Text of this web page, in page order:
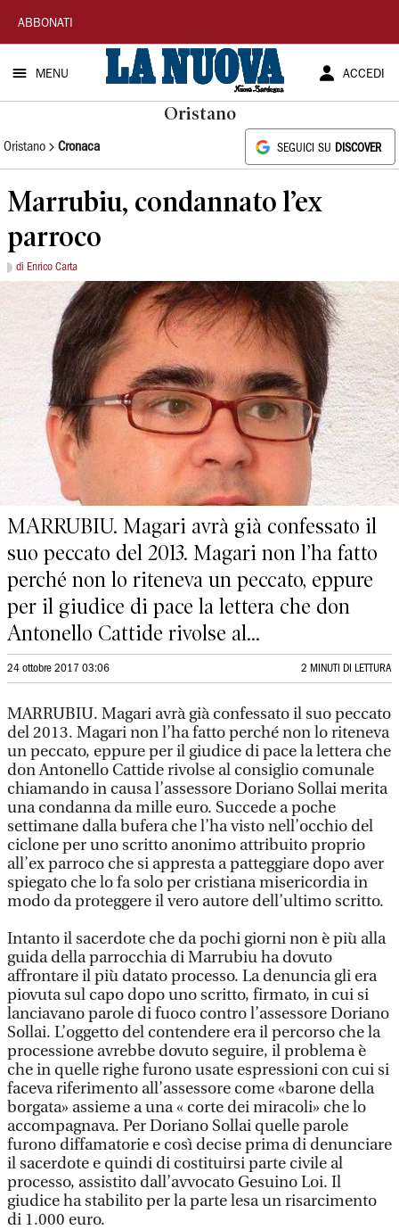
La
Nuova
Sardegna
ABBONATI
MENU ACCEDI
Oristano
Oristano Cronaca SEGUICI SU DISCOVER
Marrubiu, condannato l’ex
parroco
di Enrico Carta
MARRUBIU. Magari avrà già confessato il
suo peccato del 2013. Magari non l’ha fatto
perché non lo riteneva un peccato, eppure
per il giudice di pace la lettera che don
Antonello Cattide rivolse al...
24 ottobre 2017 03:06 2 MINUTI DI LETTURA
MARRUBIU. Magari avrà già confessato il suo peccato
del 2013. Magari non l’ha fatto perché non lo riteneva
un peccato, eppure per il giudice di pace la lettera che
don Antonello Cattide rivolse al consiglio comunale
chiamando in causa l’assessore Doriano Sollai merita
una condanna da mille euro. Succede a poche
settimane dalla bufera che l’ha visto nell’occhio del
ciclone per uno scritto anonimo attribuito proprio
all’ex parroco che si appresta a patteggiare dopo aver
spiegato che lo fa solo per cristiana misericordia in
modo da proteggere il vero autore dell’ultimo scritto.
Intanto il sacerdote che da pochi giorni non è più alla
guida della parrocchia di Marrubiu ha dovuto
affrontare il più datato processo. La denuncia gli era
piovuta sul capo dopo uno scritto, firmato, in cui si
lanciavano parole di fuoco contro l’assessore Doriano
Sollai. L’oggetto del contendere era il percorso che la
processione avrebbe dovuto seguire, il problema è
che in quelle righe furono usate espressioni con cui si
faceva riferimento all’assessore come «barone della
borgata» assieme a una « corte dei miracoli» che lo
accompagnava. Per Doriano Sollai quelle parole
furono diffamatorie e così decise prima di denunciare
il sacerdote e quindi di costituirsi parte civile al
processo, assistito dall’avvocato Gesuino Loi. Il
giudice ha stabilito per la parte lesa un risarcimento
di 1.000 euro.